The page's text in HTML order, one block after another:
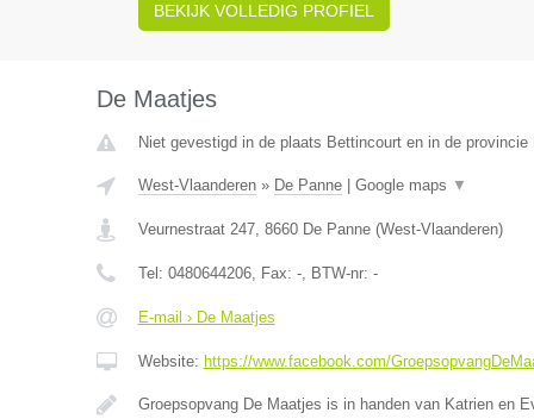
BEKIJK VOLLEDIG PROFIEL
De Maatjes
Niet gevestigd in de plaats Bettincourt en in de provincie
West-Vlaanderen» De Panne| Google maps ▼
Veurnestraat 247, 8660 De Panne(West-Vlaanderen)
Tel: 0480644206, Fax: -, BTW-nr: -
E-mail › De Maatjes
Website: https://www.facebook.com/
Groepsopvang De Maatjes is in handen van Katrien en